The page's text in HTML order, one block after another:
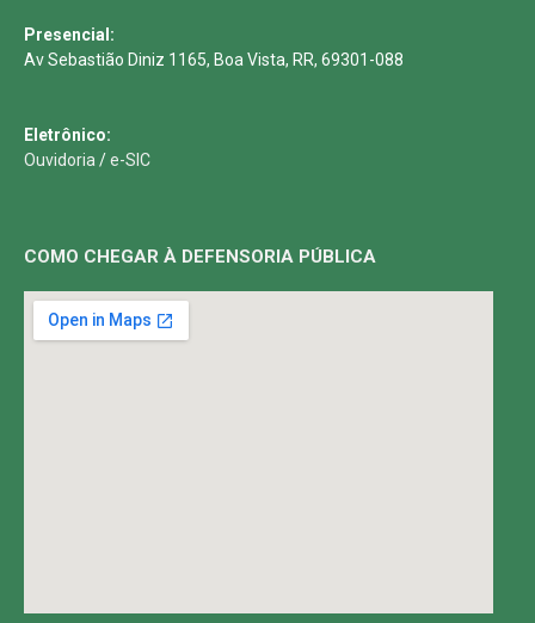
Presencial:
Av Sebastião Diniz 1165, Boa Vista, RR, 69301-088
Eletrônico:
Ouvidoria /e-SIC
COMO CHEGAR À DEFENSORIA PÚBLICA